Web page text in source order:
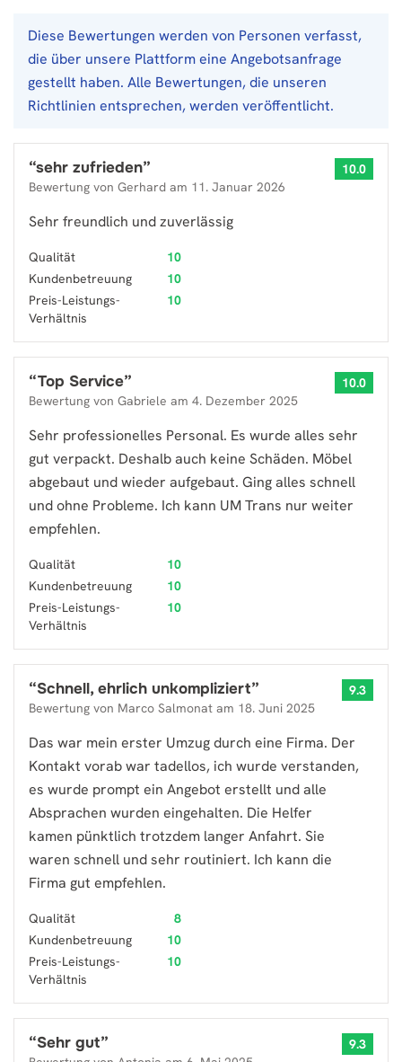
Diese Bewertungen werden von Personen verfasst,
die über unsere Plattform eine Angebotsanfrage
gestellt haben. Alle Bewertungen, die unseren
Richtlinien entsprechen, werden veröffentlicht.
“sehr zufrieden”
Bewertung von Gerhard am 11. Januar 2026
10.0
Sehr freundlich und zuverlässig
Qualität
10
Kundenbetreuung
10
Preis-Leistungs-
Verhältnis
10
“Top Service”
Bewertung von Gabriele am 4. Dezember 2025
10.0
Sehr professionelles Personal. Es wurde alles sehr
gut verpackt. Deshalb auch keine Schäden. Möbel
abgebaut und wieder aufgebaut. Ging alles schnell
und ohne Probleme. Ich kann UM Trans nur weiter
empfehlen.
Qualität
10
Kundenbetreuung
10
Preis-Leistungs-
Verhältnis
10
“Schnell, ehrlich unkompliziert”
Bewertung von Marco Salmonat am 18. Juni 2025
9.3
Das war mein erster Umzug durch eine Firma. Der
Kontakt vorab war tadellos, ich wurde verstanden,
es wurde prompt ein Angebot erstellt und alle
Absprachen wurden eingehalten. Die Helfer
kamen pünktlich trotzdem langer Anfahrt. Sie
waren schnell und sehr routiniert. Ich kann die
Firma gut empfehlen.
Qualität
8
Kundenbetreuung
10
Preis-Leistungs-
Verhältnis
10
“Sehr gut” 9.3